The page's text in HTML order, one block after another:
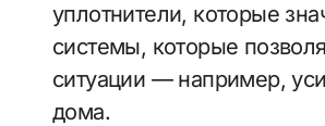
уплотнители, которые
системы, которые
ситуации — например,
дома.